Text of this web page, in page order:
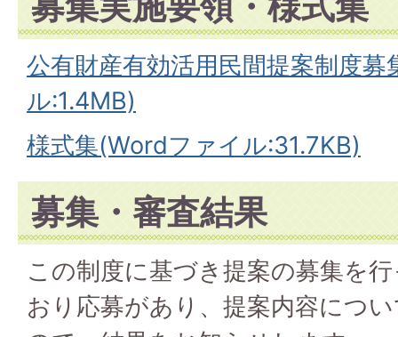
公有財産有効活用民間提案制度
ル:1.4MB)
様式集(Wordファイル:31.7KB)
募集・審査結果
この制度に基づき提案の募集を
おり応募があり、提案内容につ